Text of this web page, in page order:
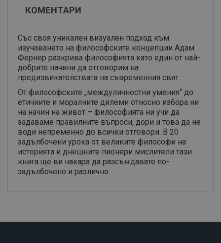
КОМЕНТАРИ
Със своя уникален визуален подход към
изучаването на философските концепции Адам
Фернер разкрива философията като един от най-
добрите начини да отговорим на
предизвикателствата на съвременния свят.
От философските „междуличностни умения“ до
етичните и моралните дилеми относно избора ни
на начин на живот – философията ни учи да
задаваме правилните въпроси, дори и това да не
води непременно до всички отговори. В 20
задълбочени урока от великите философи на
историята и днешните пионери мислители тази
книга ще ви накара да разсъждавате по-
задълбочено и различно.